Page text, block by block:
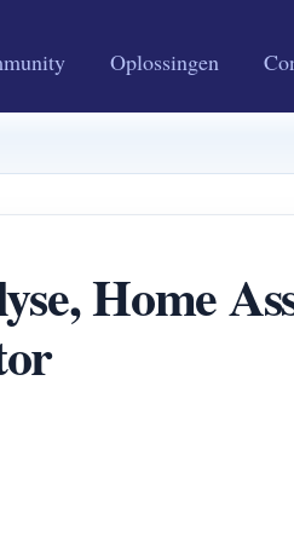
Oplossingen
Home